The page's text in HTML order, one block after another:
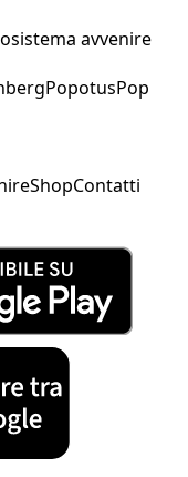
avvenire
PopotusPop
ShopContatti